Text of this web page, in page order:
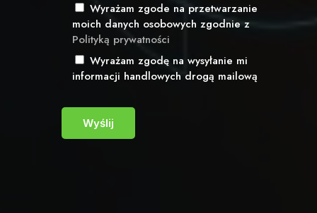
Wyrażam zgode na przetwarzanie
moich danych osobowych zgodnie z
Polityką prywatności
Wyrażam zgodę na wysyłanie mi
informacji handlowych drogą mailową